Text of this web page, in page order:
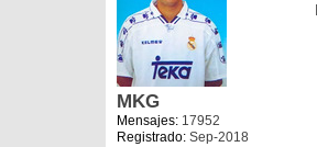
MKG
Mensajes: 17952
Registrado: Sep-2018